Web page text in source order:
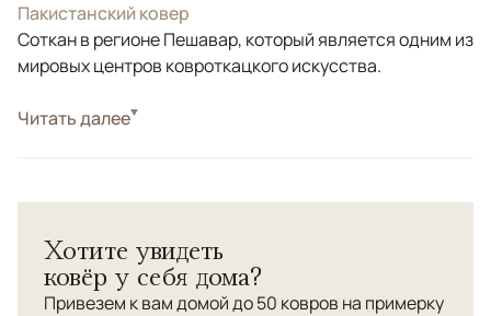
Пакистанский ковер
Соткан в регионе Пешавар, который является одним из
мировых центров ковроткацкого искусства.
СтильКлассические
Читать далее
Хотите увидеть
ковёр у себя дома?
Привезем к вам домой до 50 ковров на примерку